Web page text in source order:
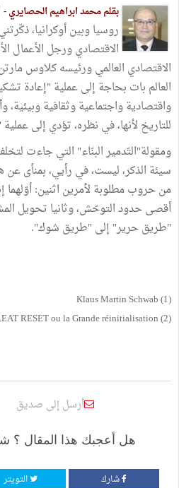
بقلم محمد ابراهيم الحصايري -
روسيا وبين أوكرانيا،
الاقتصادي ورجل الأعمال
الاقتصادي العالمي ورئيسه كلاوس
العالم بات بحاجة إلى عملية "إعادة
واقتصادية واجتماعية وثقافية
للتاريخ لأنها، في نظره، تؤدي إلى
ومقولة"التّدمير البنّاء" التي جاءت
سيئة الذكر، ليست، في رأيي، بمنأى
من حروب مطلوبة لأمرين اثنين: أوّلهما
أقصى حدود التوحّش، وثانيا تحويل
"طريق حرير" إلى "طريق شوك".
(1) Klaus Martin Schwab
(2) The GREAT RESET ou la Grande réinitialisation
أرسل إلى صديق
هل أعجبك هذا المقال ؟
شارك التويتر